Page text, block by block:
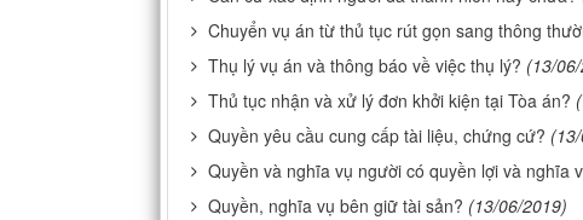
Chuyển vụ án từ thủ tục rút gọn sang thông
Thụ lý vụ án và thông báo về việc thụ lý? (13/
Thủ tục nhận và xử lý đơn khởi kiện tại Tòa án?
Quyền yêu cầu cung cấp tài liệu, chứng cứ?
Quyền và nghĩa vụ người có quyền lợi và nghĩa
Quyền, nghĩa vụ bên giữ tài sản? (13/06/2019)